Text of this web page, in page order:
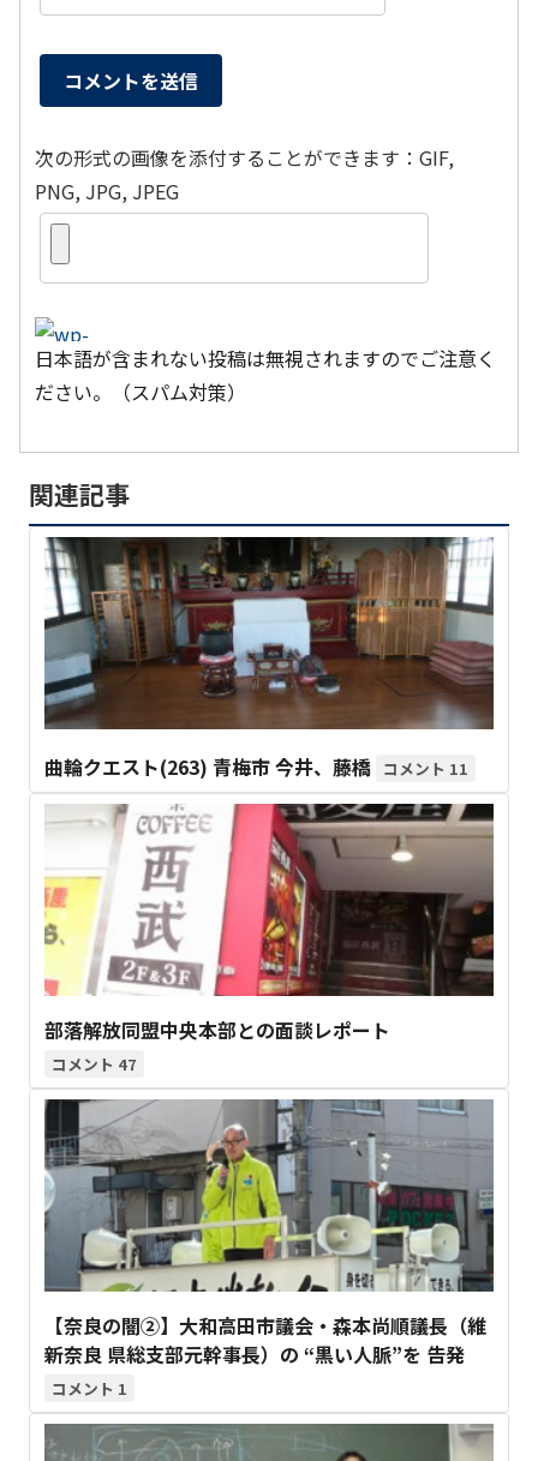
次の形式の画像を添付することができます：GIF,
PNG, JPG, JPEG
日本語が含まれない投稿は無視されますのでご注意く
ださい。（スパム対策）
関連記事
曲輪クエスト(263) 青梅市 今井、藤橋 11
部落解放同盟中央本部との面談レポート
47
【奈良の闇②】大和高田市議会・森本尚順議長（維
新奈良 県総支部元幹事長）の “黒い人脈”を 告発
1